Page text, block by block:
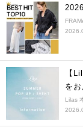
【
をお
Lilas